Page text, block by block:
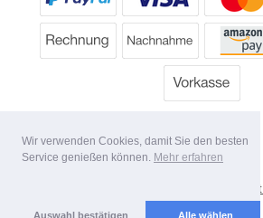
Wir verwenden Cookies, damit Sie den besten
Service genießen können. Mehr erfahren
Auswahl bestätigen Alle wählen
Alle Preise inkl. MwSt.
Lieferbedingungen